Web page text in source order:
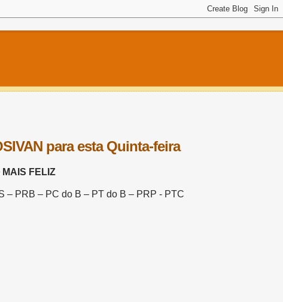
para esta Quinta-feira
MAIS FELIZ
– PRB – PC do B – PT do B – PRP - PTC